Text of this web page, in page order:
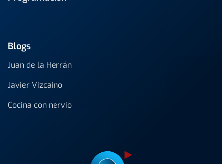
Blogs
Juan de la Herrán
Javier Vizcaino
Cocina con nervio